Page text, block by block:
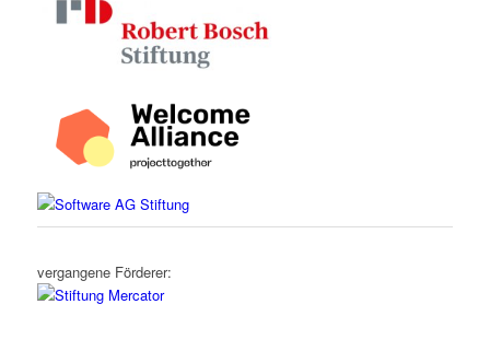
vergangene Förderer: